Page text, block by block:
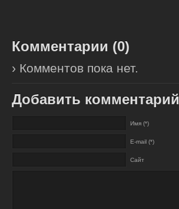
Комментарии (0)
› Комментов пока нет.
Добавить комментарий
Имя (*)
E-mail (*)
Сайт